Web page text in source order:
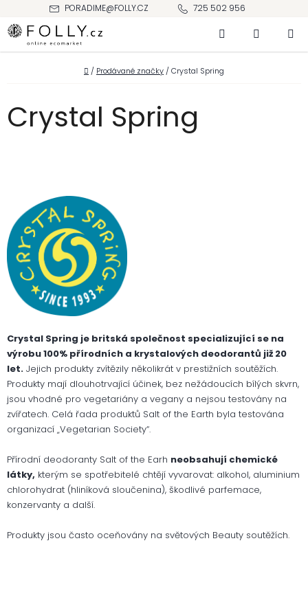
obsah
PORADIME@FOLLY.CZ 725 502 956
Hledat NÁKUPNÍ
KOŠÍK
Domů
/ Prodávané značky /Crystal Spring
Crystal Spring
Crystal Spring je britská společnost specializující se na
výrobu 100% přírodních a krystalových deodorantů již 20
let. Jejich produkty zvítězily několikrát v prestižních soutěžích.
Produkty mají dlouhotrvající účinek, bez nežádoucích bílých skvrn,
jsou vhodné pro vegetariány a vegany a nejsou testovány na
zvířatech. Celá řada produktů Salt of the Earth byla testována
organizací „Vegetarian Society“.
Přírodní deodoranty Salt of the Earh neobsahují chemické
látky, kterým se spotřebitelé chtějí vyvarovat: alkohol, aluminium
chlorohydrat (hliníková sloučenina), škodlivé parfemace,
konzervanty a další.
Produkty jsou často oceňovány na světových Beauty soutěžích.